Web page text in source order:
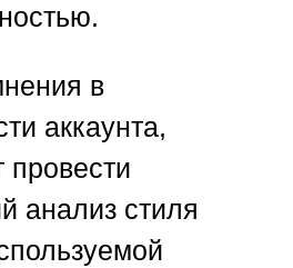
в
аккаунта,
провести
анализ стиля